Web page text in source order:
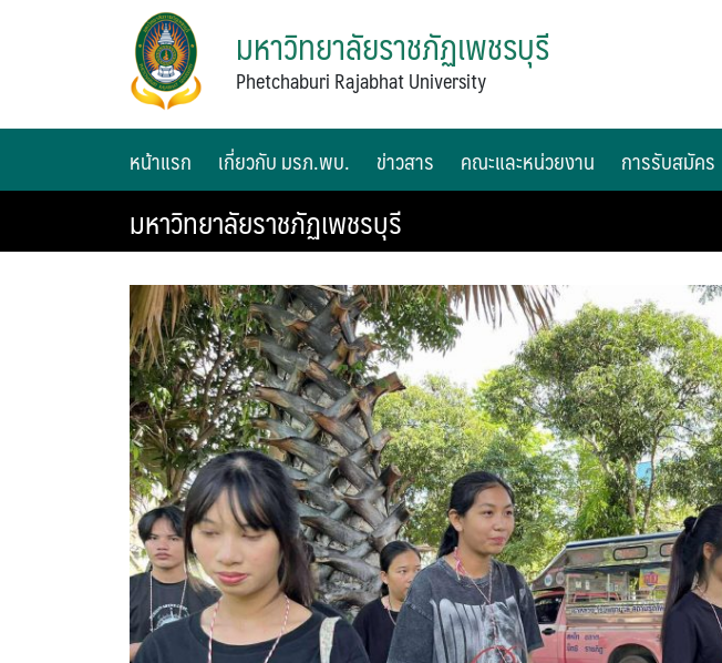
มหาวิทยาลัยราชภัฏเพชรบุรี
Phetchaburi Rajabhat University
หน้าแรก เกี่ยวกับ มรภ.พบ. ข่าวสาร คณะและหน่วยงาน การรับสมัคร
มหาวิทยาลัยราชภัฏเพชรบุรี